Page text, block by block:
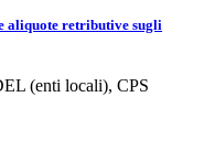
aliquote retributive sugli
(enti locali), CPS